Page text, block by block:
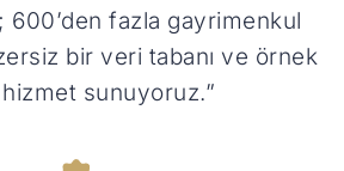
fazla gayrimenkul
bir veri tabanı ve örnek
hizmet sunuyoruz.”